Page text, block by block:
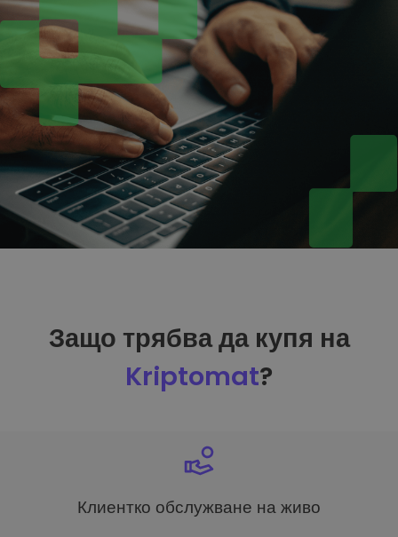
Защо трябва да купя на
Kriptomat?
Клиентко обслужване на живо